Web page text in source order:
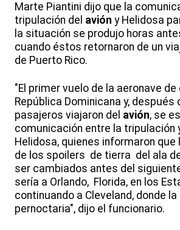
Marte Piantini dijo que la
tripulación del avión y Helidosa
la situación se produjo horas
cuando éstos retornaron de un
de Puerto Rico.
"El primer vuelo de la aeronave
República Dominicana y, después
pasajeros viajaron del avión, se
comunicación entre la tripulación
Helidosa, quienes informaron
de los spoilers de tierra del ala
ser cambiados antes del
sería a Orlando, Florida, en los
continuando a Cleveland, donde
pernoctaria", dijo el funcionario.